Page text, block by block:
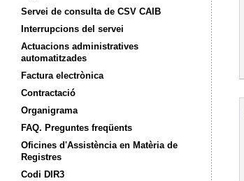
Servei de consulta de CSV CAIB
Interrupcions del servei
Actuacions administratives
automatitzades
Factura electrònica
Contractació
Organigrama
FAQ. Preguntes freqüents
Oficines d'Assistència en Matèria de
Registres
Codi DIR3